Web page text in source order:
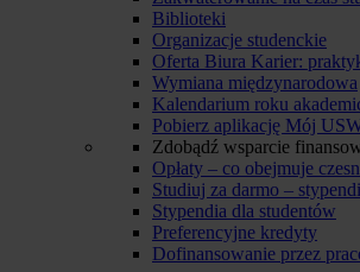
Biblioteki
Organizacje studenckie
Oferta Biura Karier:
Wymiana międzynarodowa
Kalendarium roku
Pobierz aplikację Mój
Zdobądź wsparcie
Opłaty – co obejmuje
Studiuj za darmo –
Stypendia dla studentów
Preferencyjne kredyty
Dofinansowanie przez